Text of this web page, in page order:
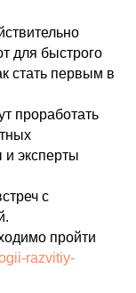
для быстрого
стать первым в
проработать
и эксперты
с
пройти
razvitiy-